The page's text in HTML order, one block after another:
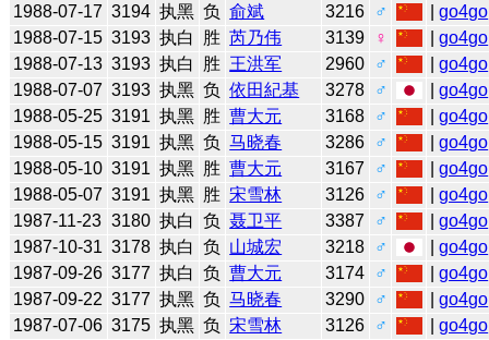
1988-07-17 3194 执黑 负 俞斌 3216 ♂ |go4go
1988-07-15 3193 执白 胜 芮乃伟 3139 ♀ |go4go
1988-07-13 3193 执白 胜 王洪军 2960 ♂ |go4go
1988-07-07 3193 执黑 负 依田紀基 3278 ♂ |go4go
1988-05-25 3191 执黑 胜 曹大元 3168 ♂ |go4go
1988-05-15 3191 执黑 负 马晓春 3286 ♂ |go4go
1988-05-10 3191 执黑 胜 曹大元 3167 ♂ |go4go
1988-05-07 3191 执黑 胜 宋雪林 3126 ♂ |go4go
1987-11-23 3180 执白 负 聂卫平 3387 ♂ |go4go
1987-10-31 3178 执白 负 山城宏 3218 ♂ |go4go
1987-09-26 3177 执白 负 曹大元 3174 ♂ |go4go
1987-09-22 3177 执黑 负 马晓春 3290 ♂ |go4go
1987-07-06 3175 执黑 负 宋雪林 3126 ♂ |go4go